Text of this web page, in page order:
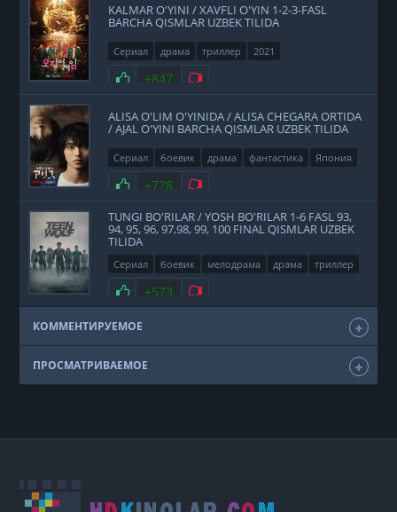
KALMAR O'YINI / XAVFLI O'YIN 1-2-3-FASL
BARCHA QISMLAR UZBEK TILIDA
Сериал драма триллер 2021
Нравится
+847 Не нравится
ALISA O'LIM O'YINIDA / ALISA CHEGARA ORTIDA
/ AJAL O'YINI BARCHA QISMLAR UZBEK TILIDA
Сериал боевик драма фантастика
Япония
2020
Нравится
+728 Не нравится
TUNGI BO'RILAR / YOSH BO'RILAR 1-6 FASL 93,
94, 95, 96, 97,98, 99, 100 FINAL QISMLAR UZBEK
TILIDA
Сериал боевик мелодрама драма
триллер
фэнтези
США 2011
Нравится
+573 Не нравится
КОММЕНТИРУЕМОЕ
ПРОСМАТРИВАЕМОЕ